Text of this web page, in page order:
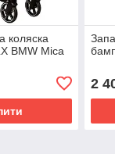
коляска
BMW Mica
2